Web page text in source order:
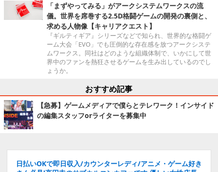
「まずやってみる」がアークシステムワークスの流
儀。世界を席巻する2.5D格闘ゲームの開発の裏側と、
求める人物像【キャリアクエスト】
『ギルティギア』シリーズなどで知られ、世界的な格闘ゲ
ーム大会「EVO」でも圧倒的な存在感を放つアークシステ
ムワークス。同社はどのような組織体制で、いかにして世
界中のファンを熱狂させるゲームを生み出しているのでし
ょうか。
おすすめ記事
【急募】ゲームメディアで僕らとテレワーク！インサイド
の編集スタッフorライターを募集中
日払いOKで即日収入/カウンターレディ/アニメ・ゲーム好き